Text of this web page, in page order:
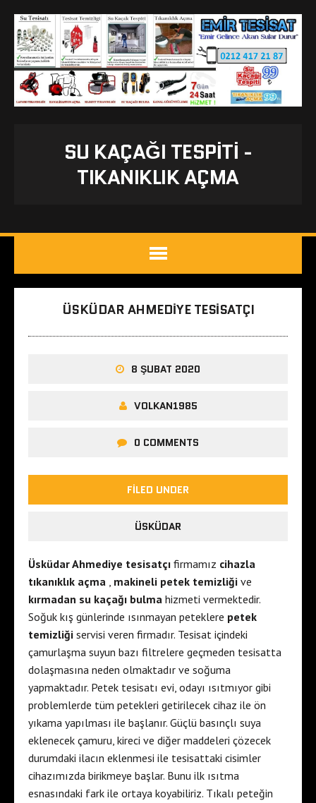
SU KAÇAĞI TESPITI -
TIKANIKLIK AÇMA
ÜSKÜDAR AHMEDIYE TESISATÇI
8 ŞUBAT 2020
VOLKAN1985
0 COMMENTS
FILED UNDER
ÜSKÜDAR
Üsküdar Ahmediye tesisatçı firmamız cihazla
tıkanıklık açma , makineli petek temizliği ve
kırmadan su kaçağı bulma hizmeti vermektedir.
Soğuk kış günlerinde ısınmayan peteklere petek
temizliği servisi veren firmadır. Tesisat içindeki
çamurlaşma suyun bazı filtrelere geçmeden tesisatta
dolaşmasına neden olmaktadır ve soğuma
yapmaktadır. Petek tesisatı evi, odayı ısıtmıyor gibi
problemlerde tüm petekleri getirilecek cihaz ile ön
yıkama yapılması ile başlanır. Güçlü basınçlı suya
eklenecek çamuru, kireci ve diğer maddeleri çözecek
durumdaki ilacın eklenmesi ile tesisattaki cisimler
cihazımızda birikmeye başlar. Bunu ilk ısıtma
esnasındaki fark ile ortaya koyabiliriz. Tıkalı peteğin